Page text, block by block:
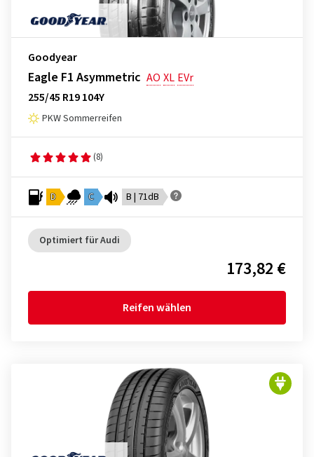
Goodyear
Eagle F1 Asymmetric AO XL EVr
255/45 R19 104Y
PKW Sommerreifen
(8)
D C B | 71dB
Optimiert für Audi
173,82 €
Reifen wählen